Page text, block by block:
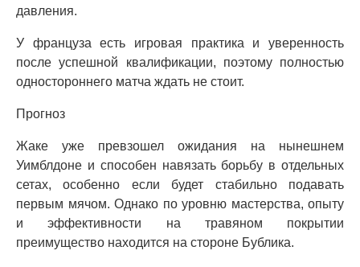
давления.
У француза есть игровая практика и уверенность
после успешной квалификации, поэтому полностью
одностороннего матча ждать не стоит.
Прогноз
Жаке уже превзошел ожидания на нынешнем
Уимблдоне и способен навязать борьбу в отдельных
сетах, особенно если будет стабильно подавать
первым мячом. Однако по уровню мастерства, опыту
и эффективности на травяном покрытии
преимущество находится на стороне Бублика.